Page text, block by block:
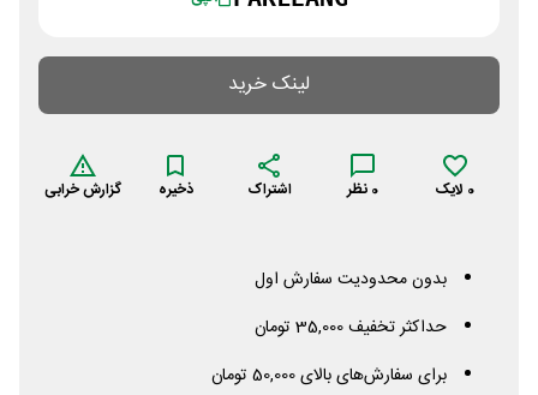
لینک خرید
0 لایک 0 نظر اشتراک ذخیره گزارش خرابی
بدون محدودیت سفارش اول
حداکثر تخفیف 35,000 تومان
برای سفارش‌های بالای 50,000 تومان